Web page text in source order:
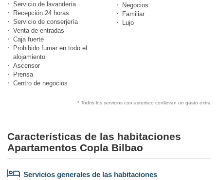
Servicio de lavandería
Recepción 24 horas
Servicio de conserjería
Venta de entradas
Caja fuerte
Prohibido fumar en todo el
alojamiento
Ascensor
Prensa
Centro de negocios
Negocios
Familiar
Lujo
* Todos los servicios con asterisco conllevan un gasto extra
Características de las habitaciones
Apartamentos Copla Bilbao
Servicios generales de las habitaciones